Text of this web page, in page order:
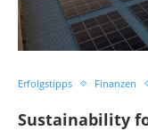
Erfolgstipps Finanzen
Sustainability